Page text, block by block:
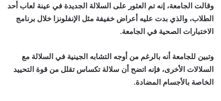
وقالت الجامعة، إنه تم العثور على السلالة الجديدة في عينة لعاب أحد
الطلاب، والذي بدت عليه أعراض خفيفة مثل الإنفلونزا خلال برنامج
الاختبارات الصحية في الجامعة.
وتبين للجامعة أنه بالرغم من أوجه التشابه الجينية في السلالة مع
السلالات الأخرى، فإنه اتضح أن سلالة تكساس تقلل من قوة التحييد
الخاصة بالأجسام المضادة.